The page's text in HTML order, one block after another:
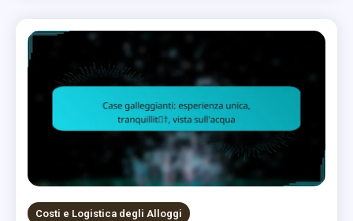
Costi e Logistica degli Alloggi